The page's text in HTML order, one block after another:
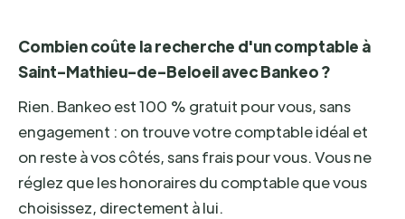
Combien coûte la recherche d'un comptable à
Saint-Mathieu-de-Beloeil avec Bankeo ?
Rien. Bankeo est 100 % gratuit pour vous, sans
engagement : on trouve votre comptable idéal et
on reste à vos côtés, sans frais pour vous. Vous ne
réglez que les honoraires du comptable que vous
choisissez, directement à lui.